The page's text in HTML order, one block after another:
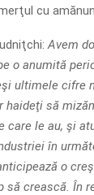
cu
Avem
o anumită
ultimele cifre
să
le au, şi
în
o
crească. În